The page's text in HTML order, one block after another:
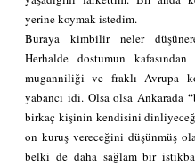
yerine koymak istedim.
Buraya kimbilir neler
Herhalde dostumun
muganniliği ve fraklı Avrupa
yabancı idi. Olsa olsa Ankarada
birkaç kişinin kendisini
on kuruş vereceğini düşünmüş
belki de daha sağlam bir